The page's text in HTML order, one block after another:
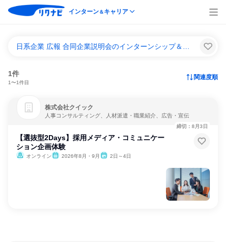
インターン＆キャリア
1件
1〜1件目
関連度順
株式会社クイック
人事コンサルティング、人材派遣・職業紹介、広告・宣伝
【選抜型2Days】採用メディア・コミュニケー
ション企画体験
オンライン 2026年8月・9月 2日～4日
締切：8月3日